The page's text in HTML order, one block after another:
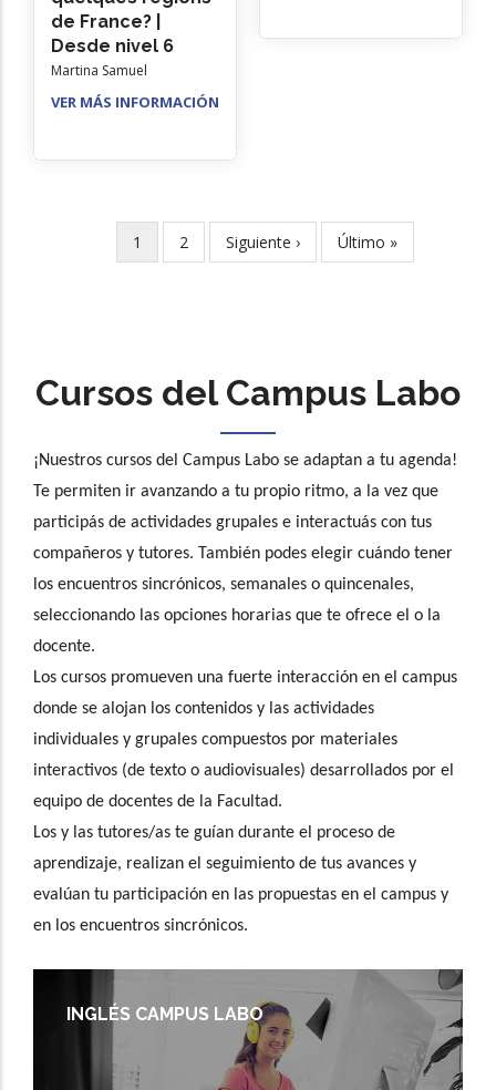
de France? |
Desde nivel 6
Martina Samuel
VER MÁS INFORMACIÓN
PaginaciónPágina
1 Page
2
Siguiente
Siguiente ›
Última
Último »
Cursos del Campus Labo
¡Nuestros cursos del Campus Labo se adaptan a tu agenda!
Te permiten ir avanzando a tu propio ritmo, a la vez que
participás de actividades grupales e interactuás con tus
compañeros y tutores. También podes elegir cuándo tener
los encuentros sincrónicos, semanales o quincenales,
seleccionando las opciones horarias que te ofrece el o la
docente.
Los cursos promueven una fuerte interacción en el campus
donde se alojan los contenidos y las actividades
individuales y grupales compuestos por materiales
interactivos (de texto o audiovisuales) desarrollados por el
equipo de docentes de la Facultad.
Los y las tutores/as te guían durante el proceso de
aprendizaje, realizan el seguimiento de tus avances y
evalúan tu participación en las propuestas en el campus y
en los encuentros sincrónicos.
INGLÉS CAMPUS LABO